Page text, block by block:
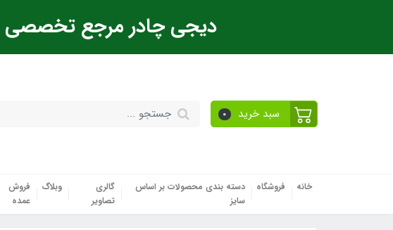
دیجی چادر مرجع تخصصی
سبد خرید 0
خانه فروشگاه
دسته بندی محصولات بر اساس
سایز
گالری
تصاویر
وبلاگ
فروش
عمده